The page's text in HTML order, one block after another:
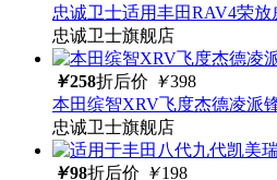
忠诚卫士适用丰田RAV4荣
忠诚卫士旗舰店
￥258折后价 ￥398
本田缤智XRV飞度杰德凌派
忠诚卫士旗舰店
￥98折后价 ￥198